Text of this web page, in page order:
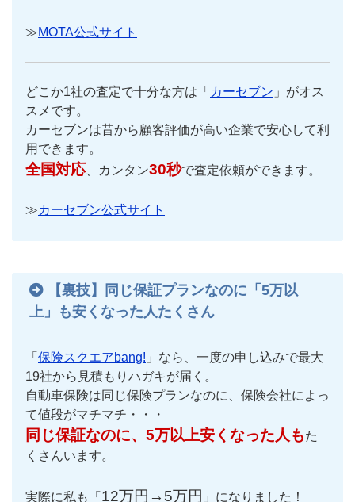
≫MOTA公式サイト
どこか1社の査定で十分な方は「 カーセブン 」がオス
スメです。
カーセブンは昔から顧客評価が高い企業で安心して利
用できます。
全国対応、カンタン30秒で査定依頼ができます。
≫カーセブン公式サイト
【裏技】同じ保証プランなのに「5万以
上」も安くなった人たくさん
「 保険スクエアbang! 」なら、一度の申し込みで最大
19社から見積もりハガキが届く。
自動車保険は同じ保険プランなのに、保険会社によっ
て値段がマチマチ・・・
同じ保証なのに、5万以上安くなった人もた
くさんいます。
実際に私も「 12万円→5万円 」になりました！